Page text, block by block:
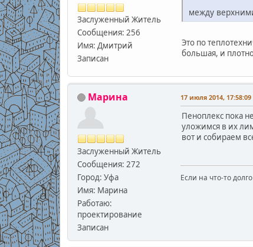
Заслуженный Житель
Сообщения: 256
Имя: Дмитрий
Записан
между
Это по
большая, и
Марина
Заслуженный Житель
Сообщения: 272
Город: Уфа
Имя: Марина
Работаю:
проектирование
Записан
17 июля 2014, 17:58:09
Пеноплекс пока
уложимся в их
вот и собираем
Если на что-то